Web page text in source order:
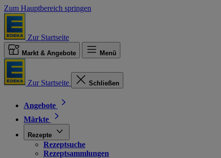
Zum Hauptbereich springen
Zur Startseite
Markt & Angebote Menü
Zur Startseite Schließen
Angebote
Märkte
Rezepte
Rezeptsuche
Rezeptsammlungen